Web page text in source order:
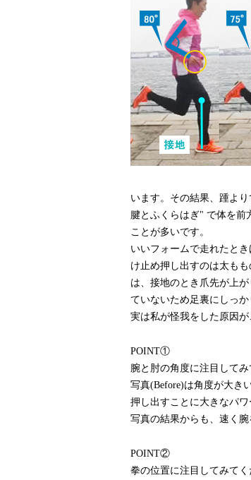
います。その結果、踵よ
腱とふくらはぎ" で体を前
ことが多いです。
いいフォームで走れたと
け止め押し出すのは太も
は、接地のとき爪先が上
ていないため足裏にしっか
実は私が怪我をした原因が
POINT①
腕と肘の角度に注目してみ
写真(Before)は角度が大き
押し出すことに大きなパ
写真の結果からも、速く
POINT②
拳の位置に注目してみて